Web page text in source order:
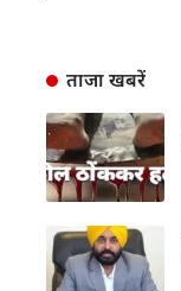
ताजा खबरें